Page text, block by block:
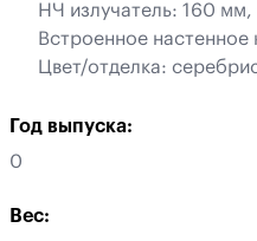
НЧ излучатель: 160
Встроенное настенное
Цвет/отделка:
Год выпуска:
0
Вес: